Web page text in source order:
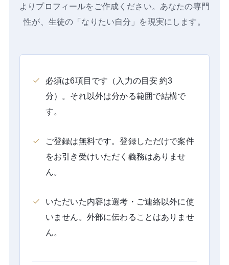
よりプロフィールをご作成ください。あなたの専門
性が、生徒の「なりたい自分」を現実にします。
必須は6項目です（入力の目安 約3
分）。それ以外は分かる範囲で結構で
す。
ご登録は無料です。登録しただけで案件
をお引き受けいただく義務はありませ
ん。
いただいた内容は選考・ご連絡以外に使
いません。外部に伝わることはありませ
ん。